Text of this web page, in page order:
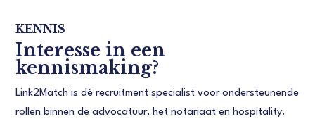
KENNIS
Interesse in een
kennismaking?
Link2Match is dé recruitment specialist voor ondersteunende
rollen binnen de advocatuur, het notariaat en hospitality.